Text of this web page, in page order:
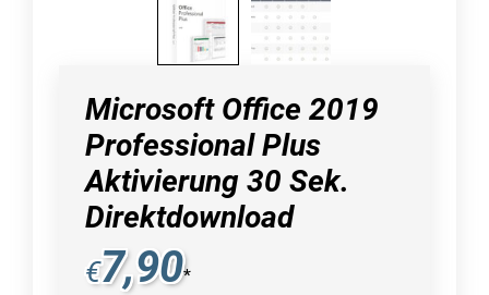
Microsoft Office 2019
Professional Plus
Aktivierung 30 Sek.
Direktdownload
€7,90*